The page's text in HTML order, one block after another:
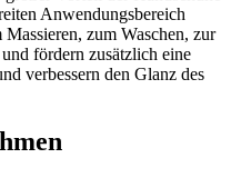
Anwendungsbereich
zum Waschen, zur
fördern zusätzlich eine
verbessern den Glanz des